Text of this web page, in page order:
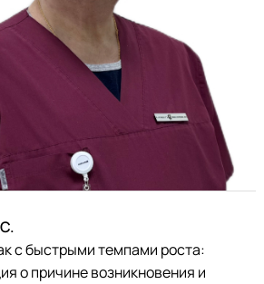
с быстрыми темпами роста:
о причине возникновения и